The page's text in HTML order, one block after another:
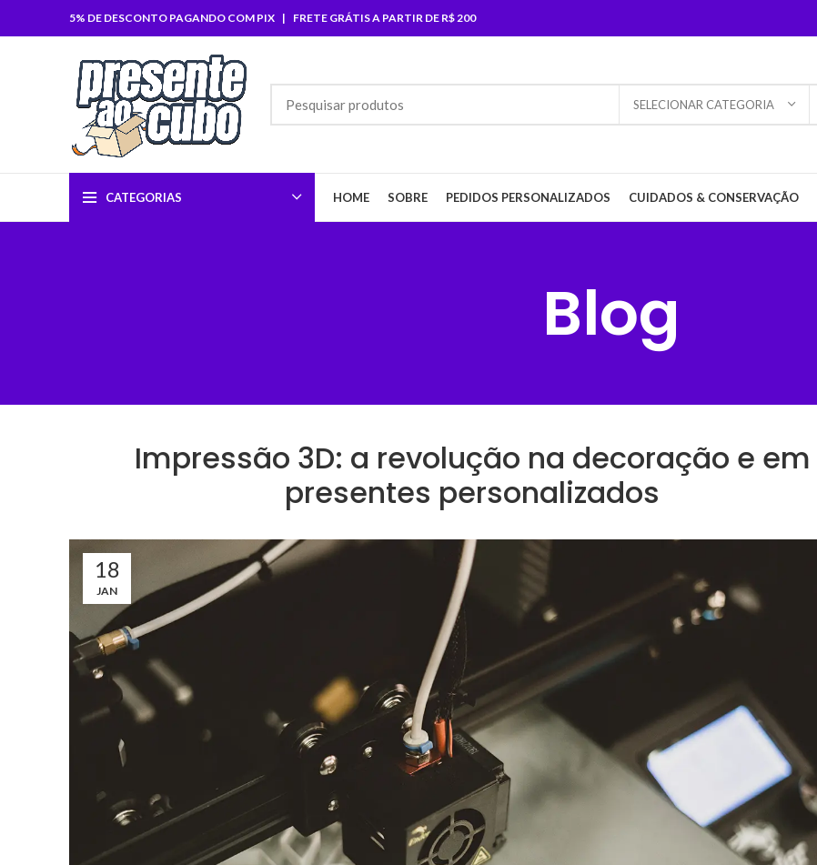
5% DE DESCONTO PAGANDO COM PIX | FRETE GRÁTIS A PARTIR DE R$ 200
SELECIONAR CATEGORIA
CATEGORIAS HOME SOBRE PEDIDOS PERSONALIZADOS CUIDADOS & CONSERVAÇÃO
Blog
Impressão 3D: a revolução na decoração e em
presentes personalizados
18
JAN